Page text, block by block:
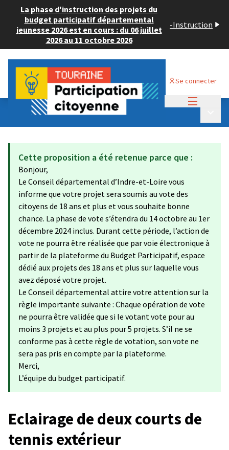
La phase d'instruction des projets du
budget participatif départemental
jeunesse 2026 est en cours : du 06 juillet
2026 au 11 octobre 2026
-Instruction
Se connecter
Budget Participatif ADULTE 2024
💡 Déposer un projet
Cette proposition a été retenue parce que :
Bonjour,
Le Conseil départemental d’Indre-et-Loire vous
informe que votre projet sera soumis au vote des
citoyens de 18 ans et plus et vous souhaite bonne
chance. La phase de vote s’étendra du 14 octobre au 1er
décembre 2024 inclus. Durant cette période, l’action de
vote ne pourra être réalisée que par voie électronique à
partir de la plateforme du Budget Participatif, espace
dédié aux projets des 18 ans et plus sur laquelle vous
avez déposé votre projet.
Le Conseil départemental attire votre attention sur la
règle importante suivante : Chaque opération de vote
ne pourra être validée que si le votant vote pour au
moins 3 projets et au plus pour 5 projets. S’il ne se
conforme pas à cette règle de votation, son vote ne
sera pas pris en compte par la plateforme.
Merci,
L’équipe du budget participatif.
Eclairage de deux courts de
tennis extérieur